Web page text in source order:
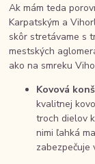
Ak mám teda
Karpatským a
skôr stretávame s
mestských
ako na smreku
Kovová
kvalitnej
troch dielov
nimi ľahká
zabezpečuje